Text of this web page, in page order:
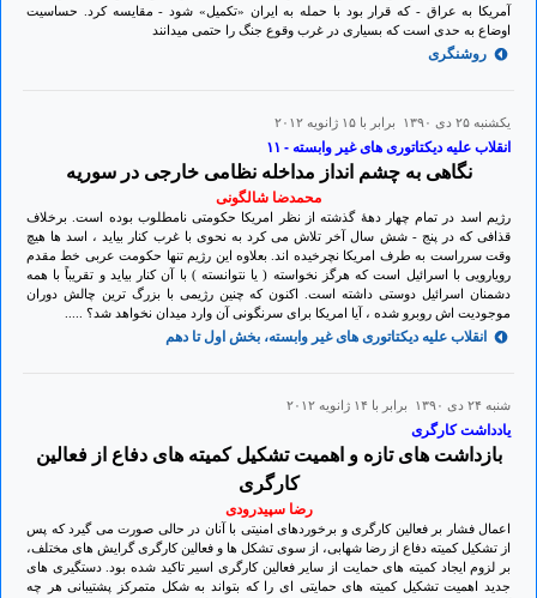
آمريکا به عراق - که قرار بود با حمله به ايران «تکميل» شود - مقايسه کرد. حساسيت
اوضاع به حدی است که بسياری در غرب وقوع جنگ را حتمی ميدانند
روشنگری
يكشنبه ۲۵ دی ۱۳۹۰ برابر با ۱۵ ژانويه ۲۰۱۲
انقلاب علیه دیکتاتوری های غیر وابسته - ۱۱
نگاهی به چشم انداز مداخله نظامی خارجی در سوریه
محمدضا شالگونی
رژیم اسد در تمام چهار دهۀ گذشته از نظر امریکا حکومتی نامطلوب بوده است. برخلاف
قذافی که در پنج - شش سال آخر تلاش می کرد به نحوی با غرب کنار بیاید ، اسد ها هیچ
وقت سرراست به طرف امریکا نچرخیده اند. بعلاوه این رژیم تنها حکومت عربی خط مقدم
رویارویی با اسرائیل است که هرگز نخواسته ( یا نتوانسته ) با آن کنار بیاید و تقریباً با همه
دشمنان اسرائیل دوستی داشته است. اکنون که چنین رژیمی با بزرگ ترین چالش دوران
موجودیت اش روبرو شده ، آیا امریکا برای سرنگونی آن وارد میدان نخواهد شد؟ .....
انقلاب علیه دیکتاتوری های غیر وابسته، بخش اول تا دهم
شنبه ۲۴ دی ۱۳۹۰ برابر با ۱۴ ژانويه ۲۰۱۲
یادداشت کارگری
بازداشت های تازه و اهمیت تشکیل کمیته های دفاع از فعالین
کارگری
رضا سپیدرودی
اعمال فشار بر فعالین کارگری و برخوردهای امنیتی با آنان در حالی صورت می گیرد که پس
از تشکیل کمیته دفاع از رضا شهابی، از سوی تشکل ها و فعالین کارگری گرایش های مختلف،
بر لزوم ایجاد کمیته های حمایت از سایر فعالین کارگری اسیر تاکید شده بود. دستگیری های
جدید اهمیت تشکیل کمیته های حمایتی ای را که بتواند به شکل متمرکز پشتیبانی هر چه